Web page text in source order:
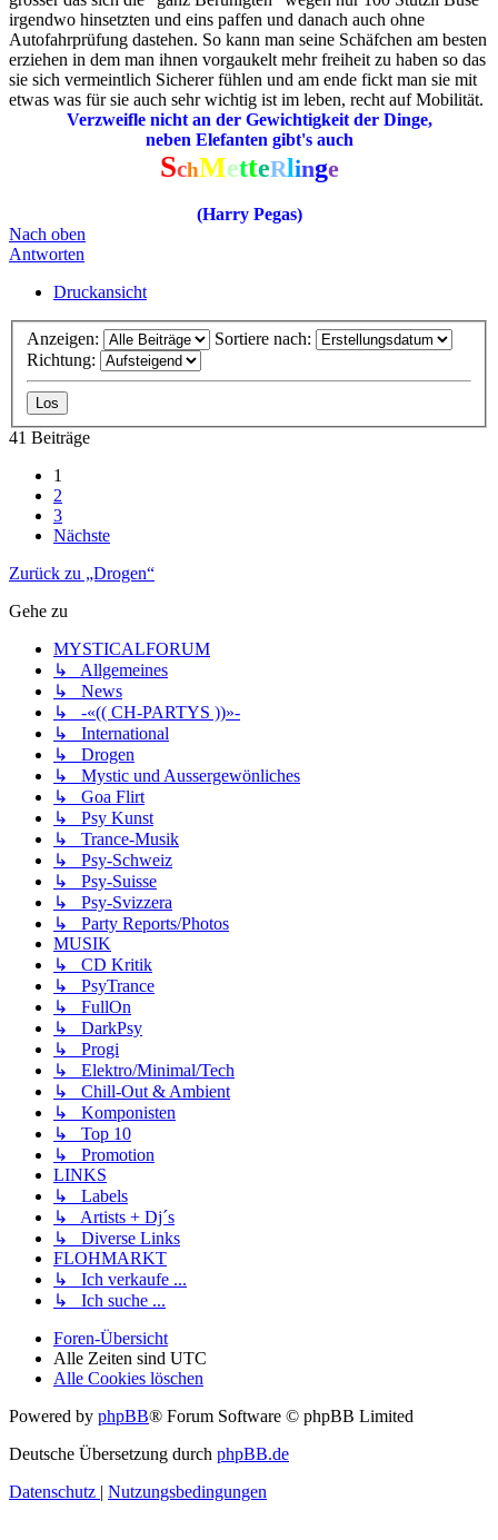
irgendwo hinsetzten und eins paffen und danach auch ohne
Autofahrprüfung dastehen. So kann man seine Schäfchen am besten
erziehen in dem man ihnen vorgaukelt mehr freiheit zu haben so das
sie sich vermeintlich Sicherer fühlen und am ende fickt man sie mit
etwas was für sie auch sehr wichtig ist im leben, recht auf Mobilität.
Verzweifle nicht an der Gewichtigkeit der Dinge,
neben Elefanten gibt's auch
SchMetteRlinge
(Harry Pegas)
Nach oben
Antworten
Druckansicht
Anzeigen:
Sortiere nach:
Richtung:
41 Beiträge
1
2
3
Nächste
Zurück zu „Drogen“
Gehe zu
MYSTICALFORUM
↳ Allgemeines
↳ News
↳ -«(( CH-PARTYS ))»-
↳ International
↳ Drogen
↳ Mystic und Aussergewönliches
↳ Goa Flirt
↳ Psy Kunst
↳ Trance-Musik
↳ Psy-Schweiz
↳ Psy-Suisse
↳ Psy-Svizzera
↳ Party Reports/Photos
MUSIK
↳ CD Kritik
↳ PsyTrance
↳ FullOn
↳ DarkPsy
↳ Progi
↳ Elektro/Minimal/Tech
↳ Chill-Out & Ambient
↳ Komponisten
↳ Top 10
↳ Promotion
LINKS
↳ Labels
↳ Artists + Dj´s
↳ Diverse Links
FLOHMARKT
↳ Ich verkaufe ...
↳ Ich suche ...
Foren-Übersicht
Alle Zeiten sind UTC
Alle Cookies löschen
Powered by phpBB® Forum Software © phpBB Limited
Deutsche Übersetzung durch phpBB.de
Datenschutz | Nutzungsbedingungen